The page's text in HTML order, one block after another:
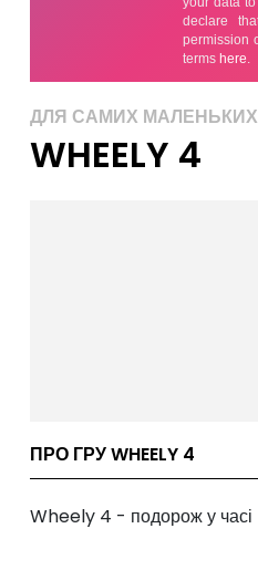
ДЛЯ САМИХ МАЛЕНЬКИХ
WHEELY 4
ПРО ГРУ WHEELY 4
Wheely 4 - подорож у часі